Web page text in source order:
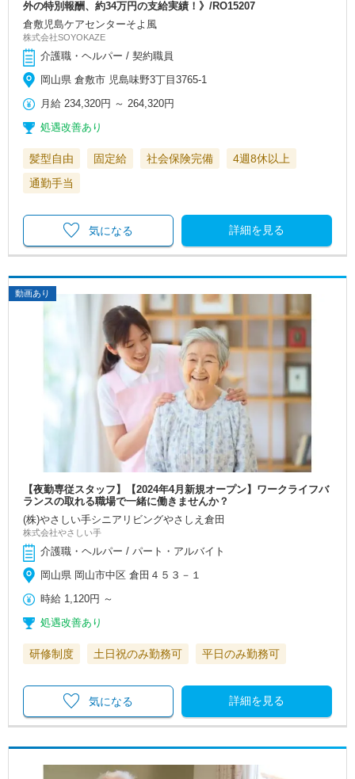
外の特別報酬、約34万円の支給実績！》/RO15207
倉敷児島ケアセンターそよ風
株式会社SOYOKAZE
介護職・ヘルパー / 契約職員
岡山県 倉敷市 児島味野3丁目3765-1
月給 234,320円 ～ 264,320円
処遇改善あり
髪型自由 固定給 社会保険完備
4週8休以上
通勤手当
詳細を見る
気になる
動画あり
【夜勤専従スタッフ】【2024年4月新規オープン】ワークライフバ
ランスの取れる職場で一緒に働きませんか？
(株)やさしい手シニアリビングやさしえ倉田
株式会社やさしい手
介護職・ヘルパー / パート・アルバイト
岡山県 岡山市中区 倉田４５３－１
時給 1,120円 ～
処遇改善あり
研修制度 土日祝のみ勤務可 平日のみ勤務可
詳細を見る
気になる